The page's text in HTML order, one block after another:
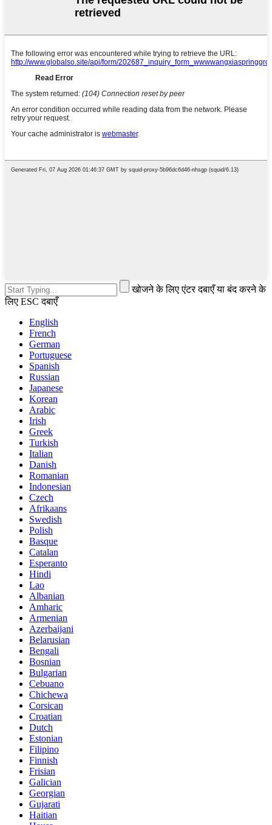
खोजने के लिए एंटर दबाएँ या बंद करने के
लिए ESC दबाएँ
English
French
German
Portuguese
Spanish
Russian
Japanese
Korean
Arabic
Irish
Greek
Turkish
Italian
Danish
Romanian
Indonesian
Czech
Afrikaans
Swedish
Polish
Basque
Catalan
Esperanto
Hindi
Lao
Albanian
Amharic
Armenian
Azerbaijani
Belarusian
Bengali
Bosnian
Bulgarian
Cebuano
Chichewa
Corsican
Croatian
Dutch
Estonian
Filipino
Finnish
Frisian
Galician
Georgian
Gujarati
Haitian